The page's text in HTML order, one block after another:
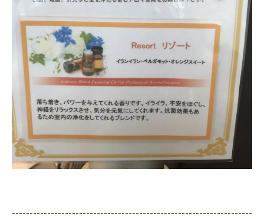
--------------------------------------------------------------------